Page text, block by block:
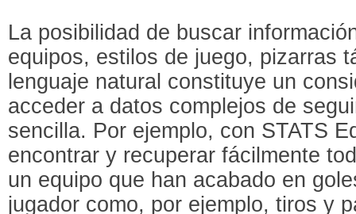
La posibilidad de buscar
equipos, estilos de juego, pizarras
lenguaje natural constituye un
acceder a datos complejos de
sencilla. Por ejemplo, con STATS
encontrar y recuperar fácilmente
un equipo que han acabado en
jugador como, por ejemplo, tiros y